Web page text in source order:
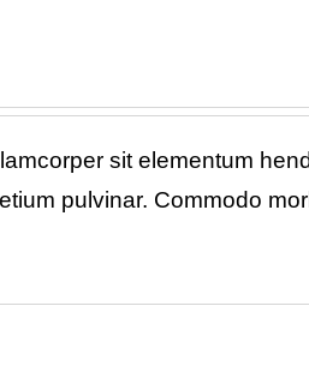
sit elementum
pulvinar. Commodo